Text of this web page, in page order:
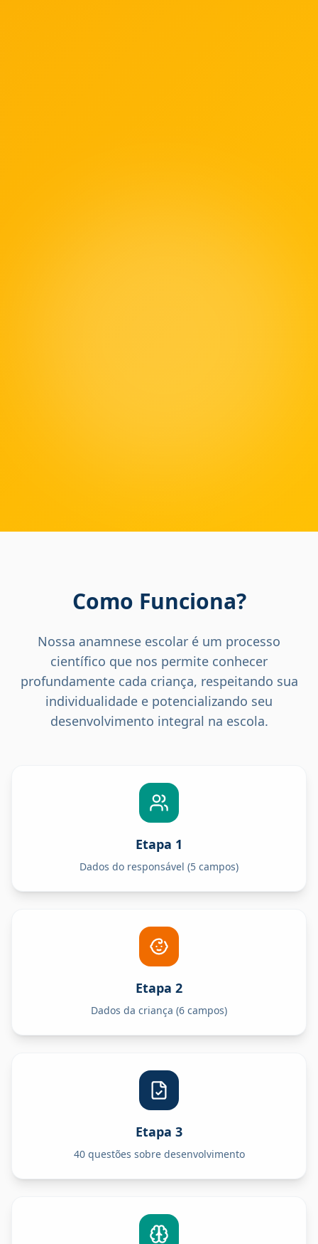
Como Funciona?
Nossa anamnese escolar é um processo
científico que nos permite conhecer
profundamente cada criança, respeitando sua
individualidade e potencializando seu
desenvolvimento integral na escola.
Etapa 1
Dados do responsável (5 campos)
Etapa 2
Dados da criança (6 campos)
Etapa 3
40 questões sobre desenvolvimento